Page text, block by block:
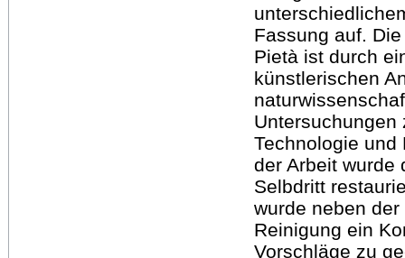
Fassung auf.
Pietà ist durch
künstlerischen
Untersuchungen
Technologie und
der Arbeit wurde
Selbdritt
wurde neben
Reinigung ein
Vorschläge zu